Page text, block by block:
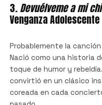
3.Devuélveme a mi
Venganza Adolescente
Probablemente la
Nació como una historia
toque de humor y rebeldía.
convirtió en un clásico
coreada en cada